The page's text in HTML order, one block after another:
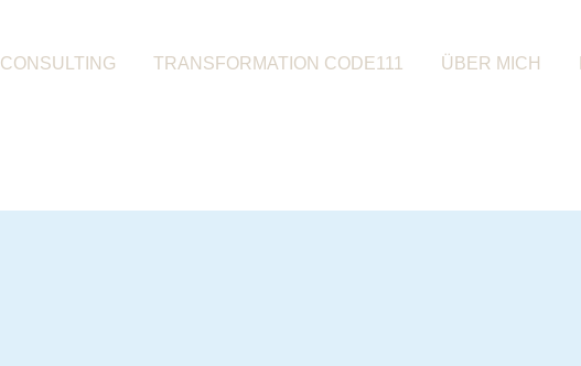
CONSULTING TRANSFORMATION CODE111 ÜBER MICH